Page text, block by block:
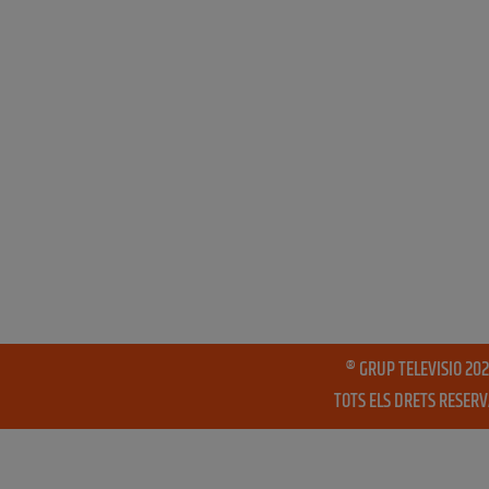
® GRUP TELEVISIO
TOTS ELS DRETS